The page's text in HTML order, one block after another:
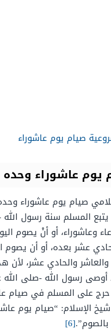
صيام يوم عاشوراء
عاشوراء وحده
صيام يوم عاشوراء
المسلم سنة رسول الله
وعاشوراء، أو أنْ يصوم
عشر بعده، أو أن يصوم
والحادي عشر، لأن
أوصى رسول الله -صلى
حرج على المسلم في صيام
الإسلام: “صيام يوم
[6]